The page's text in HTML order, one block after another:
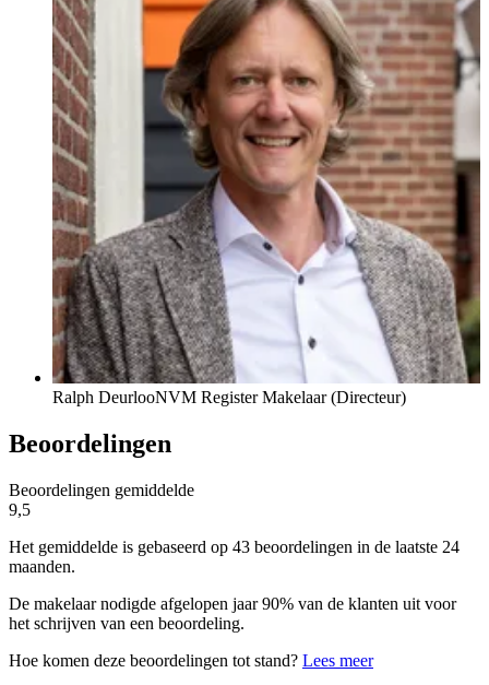
Ralph DeurlooNVM Register Makelaar (Directeur)
Beoordelingen
Beoordelingen gemiddelde
9,5
Het gemiddelde is gebaseerd op 43 beoordelingen in de laatste 24
maanden.
De makelaar nodigde afgelopen jaar 90% van de klanten uit voor
het schrijven van een beoordeling.
Hoe komen deze beoordelingen tot stand? Lees meer